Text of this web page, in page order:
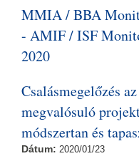
MMIA / BBA
- AMIF / ISF
2020
Csalásmegelőzés
megvalósuló
módszertan és
Dátum: 2020/01/23